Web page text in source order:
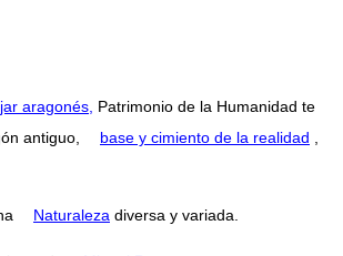
aragonés, Patrimonio de la Humanidad te
antiguo,
base y cimiento de la realidad
Naturaleza diversa y variada.